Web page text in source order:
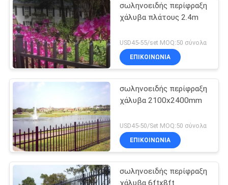
σωληνοειδής περίφραξη
χάλυβα πλάτους 2.4m
USD45-55/set MOQ:50 σύνολα
ΕΠΙΚΟΙΝΩΝΙΑ
σωληνοειδής περίφραξη
χάλυβα 2100x2400mm
USD45-50/Set MOQ:50 σύνολα
ΕΠΙΚΟΙΝΩΝΙΑ
σωληνοειδής περίφραξη
χάλυβα 6ftx8ft